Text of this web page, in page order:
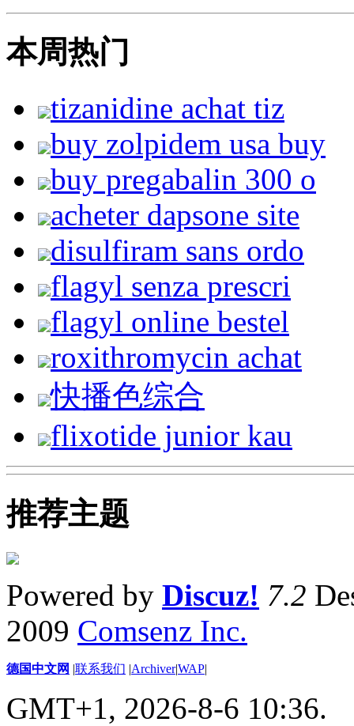
本周热门
tizanidine achat tiz
buy zolpidem usa buy
buy pregabalin 300 o
acheter dapsone site
disulfiram sans ordo
flagyl senza prescri
flagyl online bestel
roxithromycin achat
快播色综合
flixotide junior kau
推荐主题
Powered by Discuz! 7.2
2009 Comsenz Inc.
德国中文网 |联系我们 |Archiver|WAP|
GMT+1, 2026-8-6 10:36.